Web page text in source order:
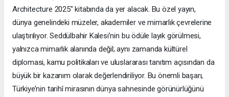
Architecture 2025" kitabında da yer alacak. Bu özel yayın,
dünya genelindeki müzeler, akademiler ve mimarlık çevrelerine
ulaştırılıyor. Seddülbahir Kalesi’nin bu ödüle layık görülmesi,
yalnızca mimarlık alanında değil; aynı zamanda kültürel
diplomasi, kamu politikaları ve uluslararası tanıtım açısından da
büyük bir kazanım olarak değerlendiriliyor. Bu önemli başarı,
Türkiye’nin tarihî mirasının dünya sahnesinde görünürlüğünü